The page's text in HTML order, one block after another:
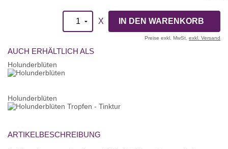
X
Preise exkl. MwSt. exkl. Versand
AUCH ERHÄLTLICH ALS
Holunderblüten
Holunderblüten
ARTIKELBESCHREIBUNG